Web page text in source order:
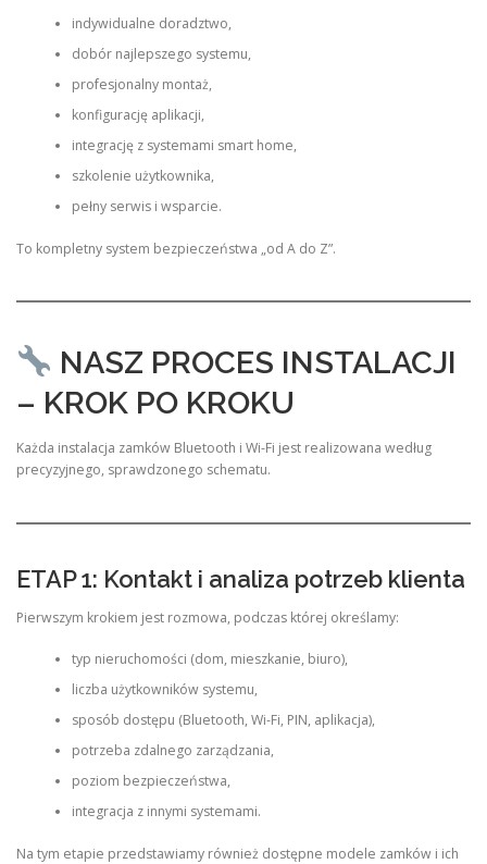
indywidualne doradztwo,
dobór najlepszego systemu,
profesjonalny montaż,
konfigurację aplikacji,
integrację z systemami smart home,
szkolenie użytkownika,
pełny serwis i wsparcie.
To kompletny system bezpieczeństwa „od A do Z”.
NASZ PROCES INSTALACJI
– KROK PO KROKU
Każda instalacja zamków Bluetooth i Wi-Fi jest realizowana według
precyzyjnego, sprawdzonego schematu.
ETAP 1: Kontakt i analiza potrzeb klienta
Pierwszym krokiem jest rozmowa, podczas której określamy:
typ nieruchomości (dom, mieszkanie, biuro),
liczba użytkowników systemu,
sposób dostępu (Bluetooth, Wi-Fi, PIN, aplikacja),
potrzeba zdalnego zarządzania,
poziom bezpieczeństwa,
integracja z innymi systemami.
Na tym etapie przedstawiamy również dostępne modele zamków i ich